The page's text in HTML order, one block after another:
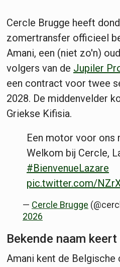
Cercle Brugge heeft
zomertransfer officieel
Amani, een (niet zo'n)
volgers van de Jupiler
een contract voor twee
2028. De middenvelder
Griekse Kifisia.
Een motor voor ons
Welkom bij Cercle,
#BienvenueLazare
pic.twitter.com/
— Cercle Brugge
2026
Bekende naam
Amani kent de